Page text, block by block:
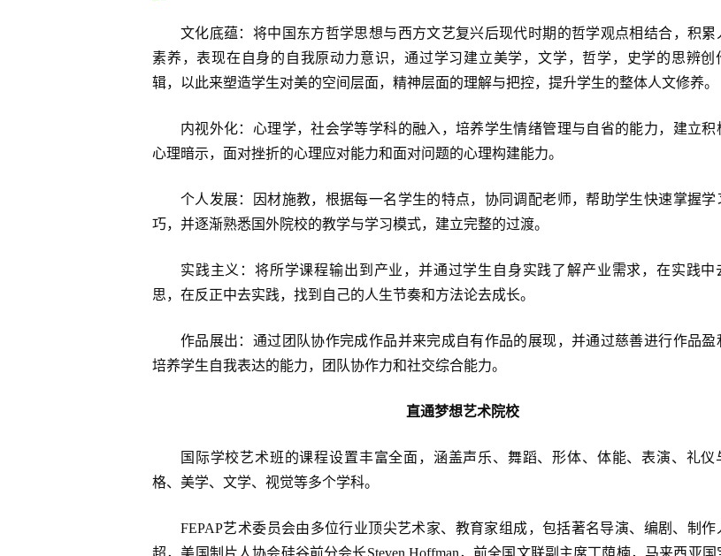
文化底蕴：将中国东方哲学思想与西方文艺复兴后现代时期的哲学观点相结合，积累
素养，表现在自身的自我原动力意识，通过学习建立美学，文学，哲学，史学的思辨创
辑，以此来塑造学生对美的空间层面，精神层面的理解与把控，提升学生的整体人文修养。
内视外化：心理学，社会学等学科的融入，培养学生情绪管理与自省的能力，建立积
心理暗示，面对挫折的心理应对能力和面对问题的心理构建能力。
个人发展：因材施教，根据每一名学生的特点，协同调配老师，帮助学生快速掌握学
巧，并逐渐熟悉国外院校的教学与学习模式，建立完整的过渡。
实践主义：将所学课程输出到产业，并通过学生自身实践了解产业需求，在实践中
思，在反正中去实践，找到自己的人生节奏和方法论去成长。
作品展出：通过团队协作完成作品并来完成自有作品的展现，并通过慈善进行作品盈
培养学生自我表达的能力，团队协作力和社交综合能力。
直通梦想艺术院校
国际学校艺术班的课程设置丰富全面，涵盖声乐、舞蹈、形体、体能、表演、礼仪
格、美学、文学、视觉等多个学科。
FEPAP艺术委员会由多位行业顶尖艺术家、教育家组成，包括著名导演、编剧、制作
超，美国制片人协会硅谷前分会长Steven Hoffman，前全国文联副主席丁荫楠，马来西亚国